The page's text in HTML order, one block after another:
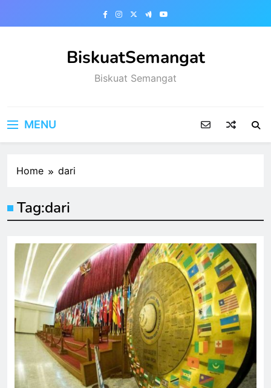
BiskuatSemangat
Biskuat Semangat
MENU
Home dari
Tag:dari